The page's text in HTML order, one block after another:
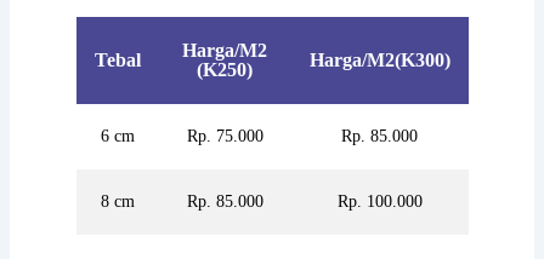
Tebal
Harga/M2
(K250)
Harga/M2(K300)
6 cm Rp. 75.000 Rp. 85.000
8 cm Rp. 85.000 Rp. 100.000